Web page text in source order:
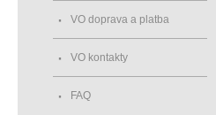
VO doprava a platba
VO kontakty
FAQ